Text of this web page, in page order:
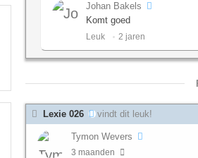
Johan Bakels
Komt goed
Leuk ️ 2 jaren
Lexie 026 vindt dit leuk!
Tymon Wevers
3 maanden